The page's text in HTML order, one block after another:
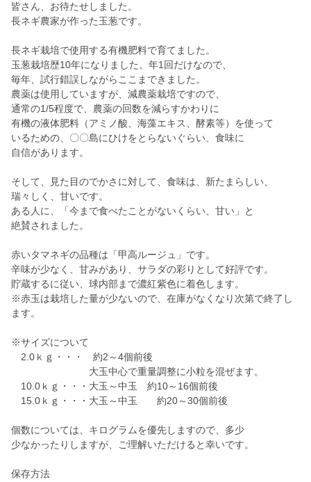
皆さん、お待たせしました。
長ネギ農家が作った玉葱です。
長ネギ栽培で使用する有機肥料で育てました。
玉葱栽培歴10年になりました。年1回だけなので、
毎年、試行錯誤しながらここまできました。
農薬は使用していますが、減農薬栽培ですので、
通常の1/5程度で、農薬の回数を減らすかわりに
有機の液体肥料（アミノ酸、海藻エキス、酵素等）を使って
いるための、〇〇島にひけをとらないぐらい、食味に
自信があります。
そして、見た目のでかさに対して、食味は、新たまらしい、
瑞々しく、甘いです。
ある人に、「今まで食べたことがないくらい、甘い」と
絶賛されました。
赤いタマネギの品種は「甲高ルージュ」です。
辛味が少なく、甘みがあり、サラダの彩りとして好評です。
貯蔵するに従い、球内部まで濃紅紫色に着色します。
※赤玉は栽培した量が少ないので、在庫がなくなり次第で終了し
ます。
※サイズについて
2.0ｋｇ・・・ 約2～4個前後
大玉中心で重量調整に小粒を混ぜます。
10.0ｋｇ・・・大玉～中玉 約10～16個前後
15.0ｋｇ・・・大玉～中玉 約20～30個前後
個数については、キログラムを優先しますので、多少
少なかったりしますが、ご理解いただけると幸いです。
保存方法